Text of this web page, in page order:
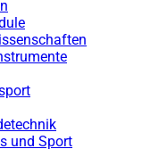
und Sport